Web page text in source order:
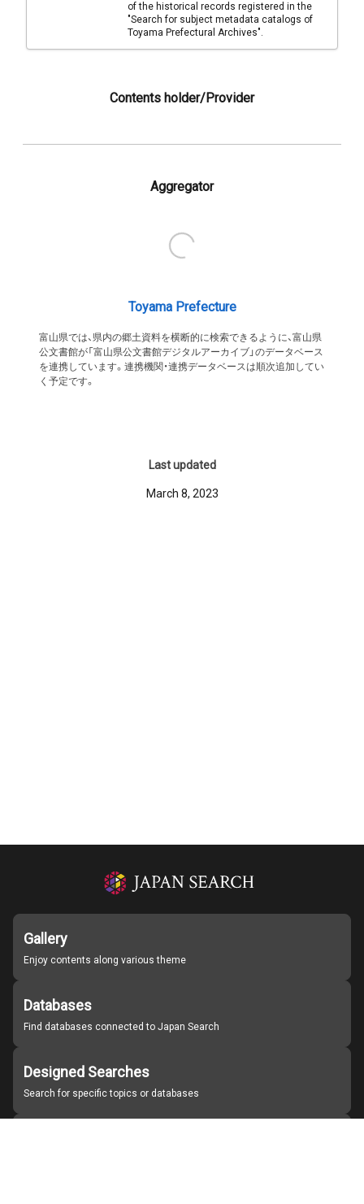
of the historical records registered in the
"Search for subject metadata catalogs of
Toyama Prefectural Archives".
Contents holder/Provider
Aggregator
Toyama Prefecture
富山県では、県内の郷土資料を横断的に検索できるように、富山県
公文書館が「富山県公文書館デジタルアーカイブ」のデータベース
を連携しています。連携機関・連携データベースは順次追加してい
く予定です。
Last updated
March 8, 2023
Gallery
Enjoy contents along various theme
Databases
Find databases connected to Japan Search
Designed Searches
Search for specific topics or databases